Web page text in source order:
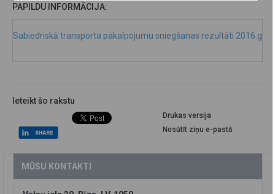
PAPILDU INFORMĀCIJA:
Sabiedriskā transporta pakalpojumu sniegšanas rezultāti
Ieteikt šo rakstu
Drukas versija
Nosūtīt ziņu e-pastā
MŪSU KONTAKTI